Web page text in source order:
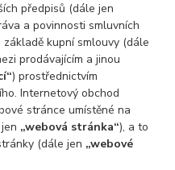
předpisů (dále jen
a povinnosti smluvních
kupní smlouvy (dále
prodávajícím a jinou
) prostřednictvím
Internetový obchod
stránce umístěné na
„webová stránka“), a to
(dále jen „webové